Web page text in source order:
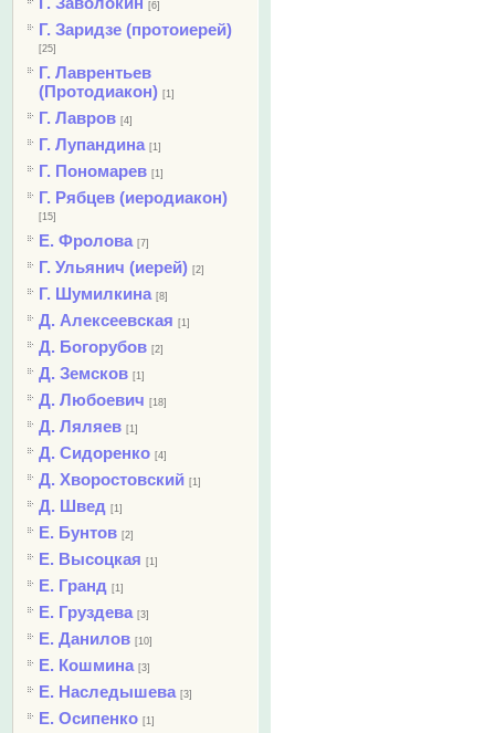
[6]
Г. Заридзе (протоиерей)
[25]
Г. Лаврентьев
(Протодиакон) [1]
Г. Лавров [4]
Г. Лупандина [1]
Г. Пономарев [1]
Г. Рябцев (иеродиакон)
[15]
Е. Фролова [7]
Г. Ульянич (иерей) [2]
Г. Шумилкина [8]
Д. Алексеевская [1]
Д. Богорубов [2]
Д. Земсков [1]
Д. Любоевич [18]
Д. Ляляев [1]
Д. Сидоренко [4]
Д. Хворостовский [1]
Д. Швед [1]
Е. Бунтов [2]
Е. Высоцкая [1]
Е. Гранд [1]
Е. Груздева [3]
Е. Данилов [10]
Е. Кошмина [3]
Е. Наследышева [3]
Е. Осипенко [1]